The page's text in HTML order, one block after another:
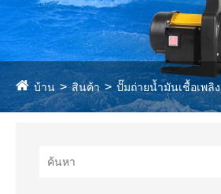
บ้าน สินค้า ปั๊มถ่ายน้ำมันเชื้อเพลิง